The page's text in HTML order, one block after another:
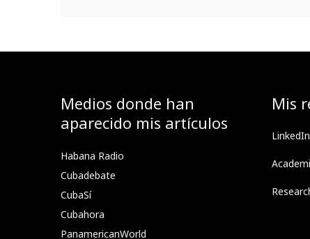
Medios donde han
aparecido mis artículos
Habana Radio
Cubadebate
CubaSí
Cubahora
PanamericanWorld
Mis
LinkedIn